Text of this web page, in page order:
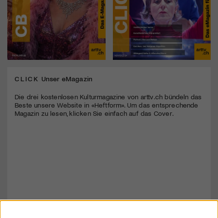
CLICK Unser eMagazin
Die drei kostenlosen Kulturmagazine von arttv.ch bündeln das
Beste unsere Website in «Heftform». Um das entsprechende
Magazin zu lesen, klicken Sie einfach auf das Cover.